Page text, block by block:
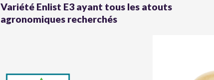
Variété Enlist E3 ayant tous les atouts
agronomiques recherchés